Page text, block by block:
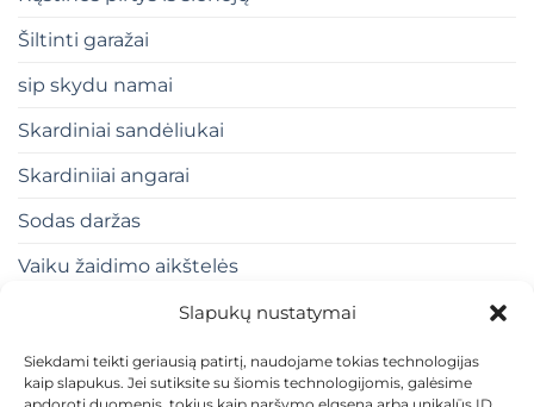
Slapukų nustatymai
Siekdami teikti geriausią patirtį, naudojame tokias technologijas
kaip slapukus. Jei sutiksite su šiomis technologijomis, galėsime
Šiltinti garažai
sip skydu namai
Skardiniai sandėliukai
Skardiniiai angarai
Sodas daržas
Vaiku žaidimo aikštelės